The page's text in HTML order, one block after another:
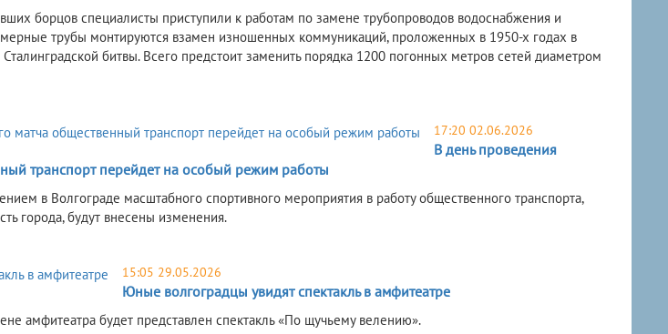
борцов специалисты приступили к работам по замене трубопроводов водоснабжения и
трубы монтируются взамен изношенных коммуникаций, проложенных в 1950-х годах в
битвы. Всего предстоит заменить порядка 1200 погонных метров сетей диаметром
17:20 02.06.2026
В день проведения
транспорт перейдет на особый режим работы
в Волгограде масштабного спортивного мероприятия в работу общественного транспорта,
города, будут внесены изменения.
15:05 29.05.2026
Юные волгоградцы увидят спектакль в амфитеатре
амфитеатра будет представлен спектакль «По щучьему велению».